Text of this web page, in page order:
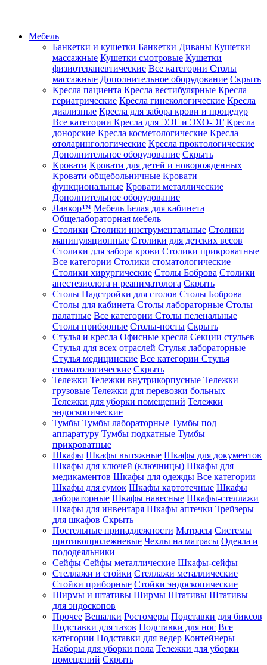
Мебель
Банкетки и кушетки Банкетки Диваны Кушетки
массажные Кушетки смотровые Кушетки
физиотерапевтические Все категории Столы
массажные Дополнительное оборудование Скрыть
Кресла пациента Кресла вестибулярные Кресла
гериатрические Кресла гинекологические Кресла
диализные Кресла для забора крови и процедур
Все категории Кресла для ЭЭГ и ЭХО-ЭГ Кресла
донорские Кресла косметологические Кресла
отоларингологические Кресла проктологические
Дополнительное оборудование Скрыть
Кровати Кровати для детей и новорожденных
Кровати общебольничные Кровати
функциональные Кровати металлические
Дополнительное оборудование
Лавкор™ Мебель Белая для кабинета
Общелабораторная мебель
Столики Столики инструментальные Столики
манипуляционные Столики для детских весов
Столики для забора крови Столики прикроватные
Все категории Столики стоматологические
Столики хирургические Столы Боброва Столики
анестезиолога и реаниматолога Скрыть
Столы Надстройки для столов Столы Боброва
Столы для кабинета Столы лабораторные Столы
палатные Все категории Столы пеленальные
Столы приборные Столы-посты Скрыть
Стулья и кресла Офисные кресла Секции стульев
Стулья для всех отраслей Стулья лабораторные
Стулья медицинские Все категории Стулья
стоматологические Скрыть
Тележки Тележки внутрикорпусные Тележки
грузовые Тележки для перевозки больных
Тележки для уборки помещений Тележки
эндоскопические
Тумбы Тумбы лабораторные Тумбы под
аппаратуру Тумбы подкатные Тумбы
прикроватные
Шкафы Шкафы вытяжные Шкафы для документов
Шкафы для ключей (ключницы) Шкафы для
медикаментов Шкафы для одежды Все категории
Шкафы для сумок Шкафы картотечные Шкафы
лабораторные Шкафы навесные Шкафы-стеллажи
Шкафы для инвентаря Шкафы аптечки Трейзеры
для шкафов Скрыть
Постельные принадлежности Матрасы Системы
противопролежневые Чехлы на матрасы Одеяла и
пододеяльники
Сейфы Сейфы металлические Шкафы-сейфы
Стеллажи и стойки Стеллажи металлические
Стойки приборные Стойки эндоскопические
Ширмы и штативы Ширмы Штативы Штативы
для эндоскопов
Прочее Вешалки Ростомеры Подставки для биксов
Подставки для тазов Подставки для ног Все
категории Подставки для ведер Контейнеры
Наборы для уборки пола Тележки для уборки
помещений Скрыть